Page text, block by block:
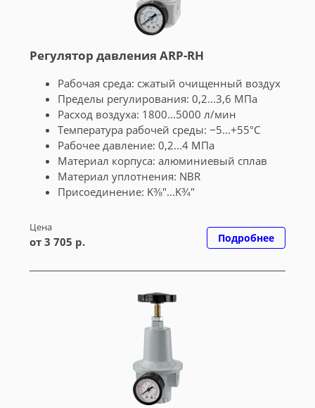
Регулятор давления ARP-RH
Рабочая среда: сжатый очищенный воздух
Пределы регулирования: 0,2...3,6 МПа
Расход воздуха: 1800...5000 л/мин
Температура рабочей среды: −5...+55°С
Рабочее давление: 0,2...4 МПа
Материал корпуса: алюминиевый сплав
Материал уплотнения: NBR
Присоединение: K⅜"...K¾"
Цена
от 3 705 р. Подробнее